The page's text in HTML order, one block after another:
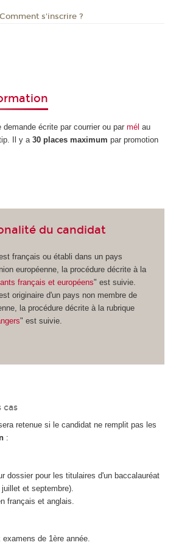
Comment s'inscrire ?
demande écrite par courrier ou par mél au
Il y a 30 places maximum par promotion
du candidat
français ou établi dans un pays
européenne, la procédure décrite à la
français et européens" est suivie.
originaire d'un pays non membre de
la procédure décrite à la rubrique
" est suivie.
cas
retenue si le candidat ne remplit pas les
:
dossier pour les titulaires d'un baccalauréat
et septembre).
français et anglais.
examens de 1ère année.